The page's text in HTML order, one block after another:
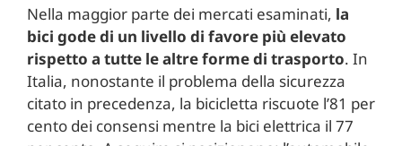
Nella maggior parte dei mercati esaminati, la
bici gode di un livello di favore più elevato
rispetto a tutte le altre forme di trasporto. In
Italia, nonostante il problema della sicurezza
citato in precedenza, la bicicletta riscuote l’81 per
cento dei consensi mentre la bici elettrica il 77